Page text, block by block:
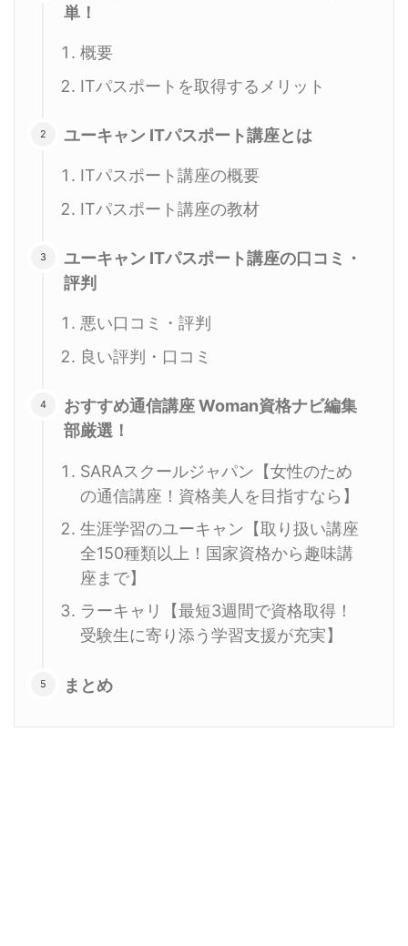
単！
概要
ITパスポートを取得するメリット
ユーキャン ITパスポート講座とは
ITパスポート講座の概要
ITパスポート講座の教材
ユーキャン ITパスポート講座の口コミ・
評判
悪い口コミ・評判
良い評判・口コミ
おすすめ通信講座 Woman資格ナビ編集
部厳選！
SARAスクールジャパン【女性のため
の通信講座！資格美人を目指すなら】
生涯学習のユーキャン【取り扱い講座
全150種類以上！国家資格から趣味講
座まで】
ラーキャリ【最短3週間で資格取得！
受験生に寄り添う学習支援が充実】
まとめ